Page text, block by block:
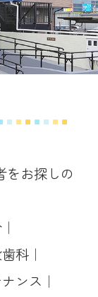
をお探しの
｜
科 ｜
ンス ｜